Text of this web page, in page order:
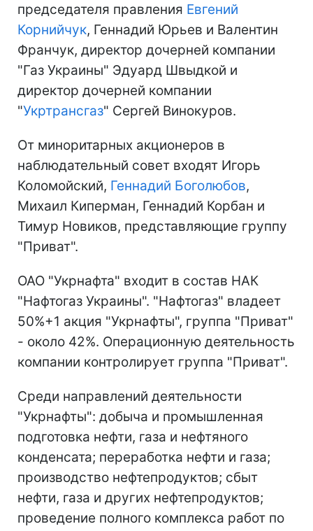
председателя правления Евгений
Корнийчук, Геннадий Юрьев и Валентин
Франчук, директор дочерней компании
"Газ Украины" Эдуард Швыдкой и
директор дочерней компании
"Укртрансгаз" Сергей Винокуров.
От миноритарных акционеров в
наблюдательный совет входят Игорь
Коломойский, Геннадий Боголюбов,
Михаил Киперман, Геннадий Корбан и
Тимур Новиков, представляющие группу
"Приват".
ОАО "Укрнафта" входит в состав НАК
"Нафтогаз Украины". "Нафтогаз" владеет
50%+1 акция "Укрнафты", группа "Приват"
- около 42%. Операционную деятельность
компании контролирует группа "Приват".
Среди направлений деятельности
"Укрнафты": добыча и промышленная
подготовка нефти, газа и нефтяного
конденсата; переработка нефти и газа;
производство нефтепродуктов; сбыт
нефти, газа и других нефтепродуктов;
проведение полного комплекса работ по